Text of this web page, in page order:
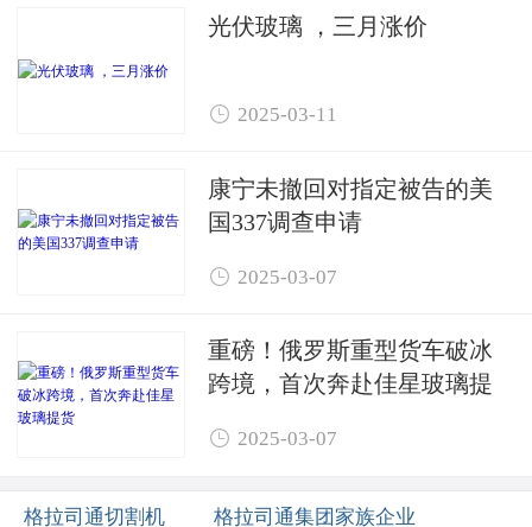
光伏玻璃 ，三月涨价
 2025-03-11
康宁未撤回对指定被告的美
国337调查申请
 2025-03-07
重磅！俄罗斯重型货车破冰
跨境，首次奔赴佳星玻璃提
 2025-03-07
格拉司通切割机 格拉司通集团家族企业